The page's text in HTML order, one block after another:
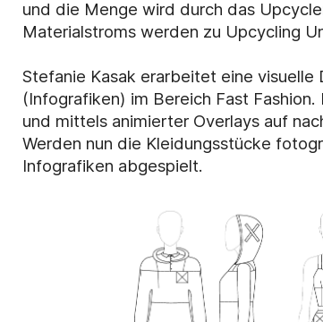
und die Menge wird durch das
Materialstroms werden zu Upcycling
Stefanie Kasak erarbeitet eine
(Infografiken) im Bereich Fast
und mittels animierter Overlays auf
Werden nun die Kleidungsstücke
Infografiken abgespielt.